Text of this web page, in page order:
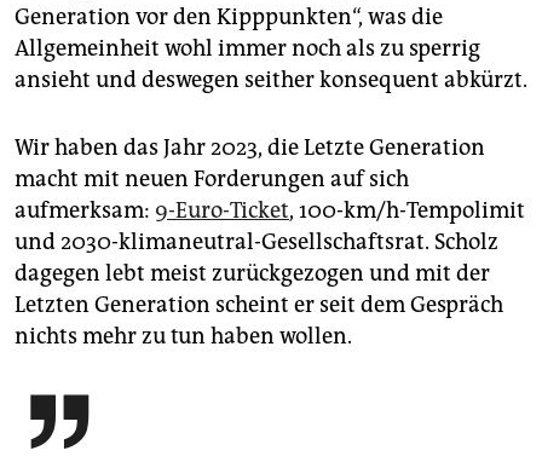
Generation vor den Kipppunkten“, was die
Allgemeinheit wohl immer noch als zu sperrig
ansieht und deswegen seither konsequent abkürzt.
Wir haben das Jahr 2023, die Letzte Generation
macht mit neuen Forderungen auf sich
aufmerksam: 9-Euro-Ticket, 100-km/h-Tempolimit
und 2030-klimaneutral-Gesellschaftsrat. Scholz
dagegen lebt meist zurückgezogen und mit der
Letzten Generation scheint er seit dem Gespräch
nichts mehr zu tun haben wollen.
